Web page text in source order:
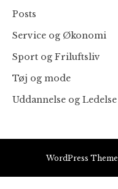
Posts
Service og Økonomi
Sport og Friluftsliv
Tøj og mode
Uddannelse og Ledelse
WordPress Theme